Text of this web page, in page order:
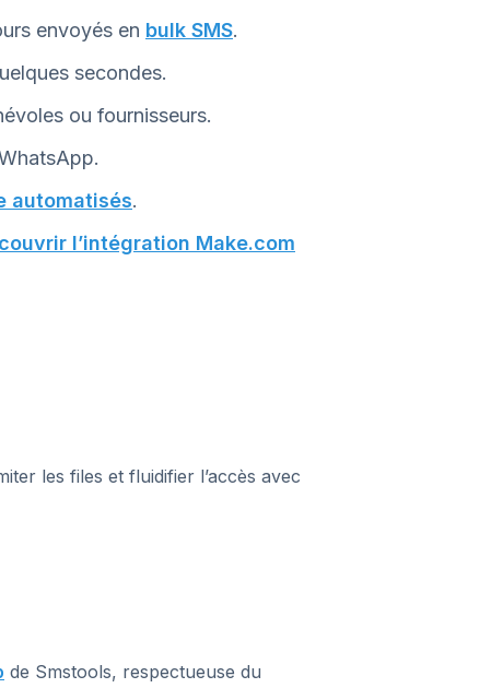
envoyés en bulk SMS.
secondes.
ou fournisseurs.
automatisés.
l’intégration Make.com
les files et fluidifier l’accès avec
de Smstools, respectueuse du